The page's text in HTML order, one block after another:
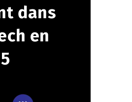
dans
en